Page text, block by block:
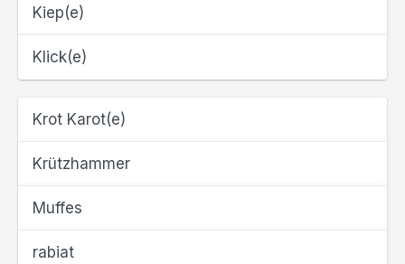
Kiep(e)
Klick(e)
Krot Karot(e)
Krützhammer
Muffes
rabiat